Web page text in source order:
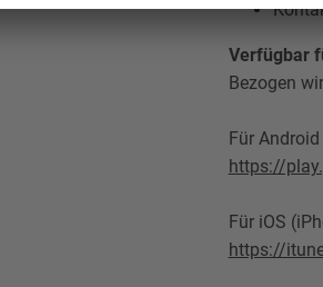
Verfügbar
Bezogen
Für Android
https://
Für iOS
https://